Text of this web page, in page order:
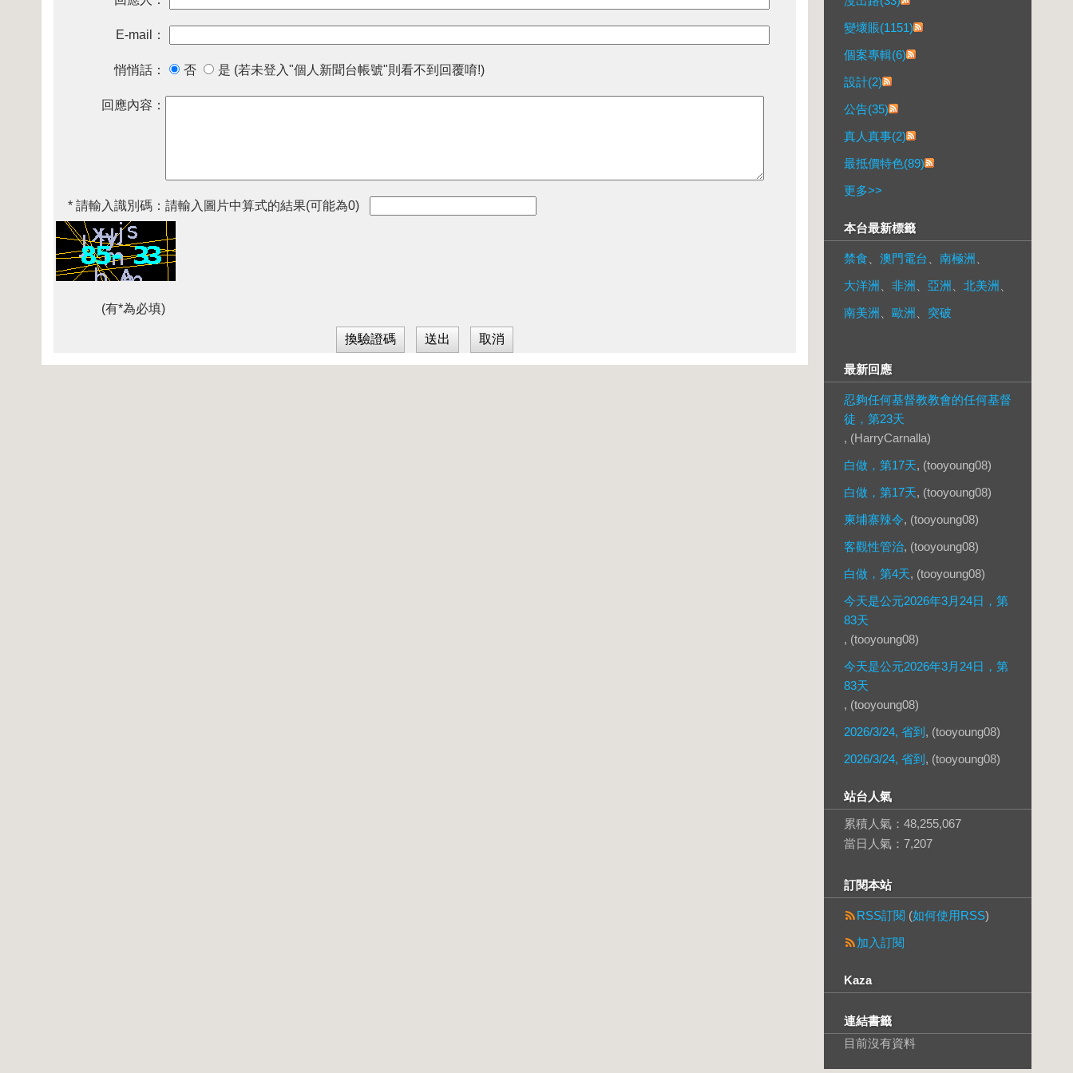
E-mail：
悄悄話： 否 是 (若未登入"個人新聞台帳號"則看不到回覆唷!)
回應內容：
* 請輸入識別碼： 請輸入圖片中算式的結果(可能為0)
(有*為必填)
變壞賬(1151)
個案專輯(6)
設計(2)
公告(35)
真人真事(2)
最抵價特色(89)
更多>>
本台最新標籤
禁食 澳門電台 南極洲
大洋洲
非洲 亞洲 北美洲
南美洲
歐洲 突破
最新回應
忍夠任何基督教教會的任何基督
徒，第23天
, (HarryCarnalla)
白做，第17天, (tooyoung08)
白做，第17天, (tooyoung08)
柬埔寨辣令, (tooyoung08)
客觀性管治, (tooyoung08)
白做，第4天, (tooyoung08)
今天是公元2026年3月24日，第
83天
, (tooyoung08)
今天是公元2026年3月24日，第
83天
, (tooyoung08)
2026/3/24, 省到 , (tooyoung08)
2026/3/24, 省到 , (tooyoung08)
站台人氣
累積人氣： 48,255,067
當日人氣： 7,207
訂閱本站
RSS訂閱 (如何使用RSS)
加入訂閱
Kaza
連結書籤
目前沒有資料